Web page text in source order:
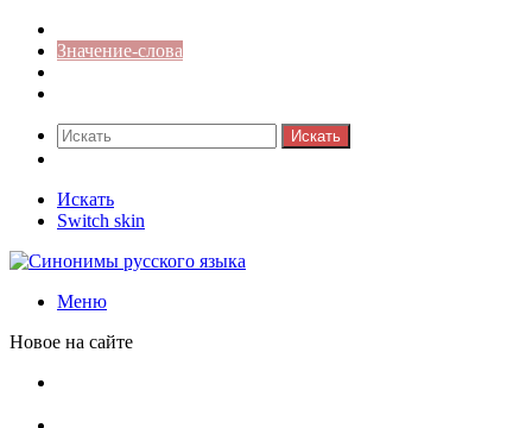
Значение-слова
Искать
Искать
Switch skin
Меню
Новое на сайте